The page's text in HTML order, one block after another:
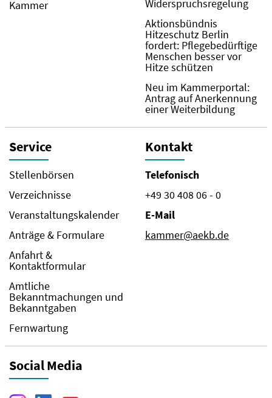
Kammer
Widerspruchsregelung
Aktionsbündnis
Hitzeschutz Berlin
fordert: Pflegebedürftige
Menschen besser vor
Hitze schützen
Neu im Kammerportal:
Antrag auf Anerkennung
einer Weiterbildung
Service
Stellenbörsen
Verzeichnisse
Veranstaltungskalender
Anträge & Formulare
Anfahrt &
Kontaktformular
Amtliche
Bekanntmachungen und
Bekanntgaben
Fernwartung
Kontakt
Telefonisch
+49 30 408 06 - 0
E-Mail
kammer@aekb.de
Social Media